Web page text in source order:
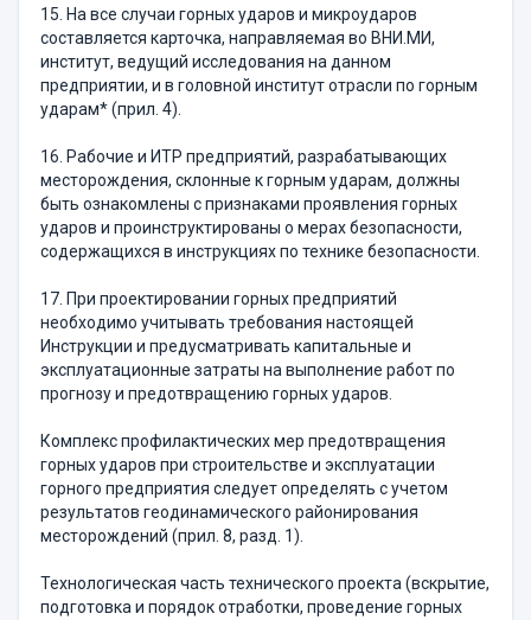
15. На все случаи горных ударов и микроударов
составляется карточка, направляемая во ВНИ.МИ,
институт, ведущий исследования на данном
предприятии, и в головной институт отрасли по горным
ударам* (прил. 4).
16. Рабочие и ИТР предприятий, разрабатывающих
месторождения, склонные к горным ударам, должны
быть ознакомлены с признаками проявления горных
ударов и проинструктированы о мерах безопасности,
содержащихся в инструкциях по технике безопасности.
17. При проектировании горных предприятий
необходимо учитывать требования настоящей
Инструкции и предусматривать капитальные и
эксплуатационные затраты на выполнение работ по
прогнозу и предотвращению горных ударов.
Комплекс профилактических мер предотвращения
горных ударов при строительстве и эксплуатации
горного предприятия следует определять с учетом
результатов геодинамического районирования
месторождений (прил. 8, разд. 1).
Технологическая часть технического проекта (вскрытие,
подготовка и порядок отработки, проведение горных